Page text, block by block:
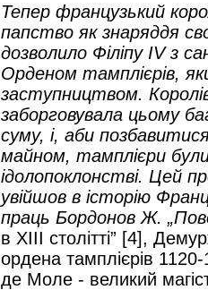
Тепер французький
папство як знаряддя
дозволило Філіпу IV з
Орденом тамплієрів,
заступництвом.
заборговувала цьому
суму, і, аби
майном, тамплієри були
ідолопоклонстві. Цей
увійшов в історію
праць Бордонов Ж.
в XIII столітті” [4],
ордена тамплієрів
де Моле - великий